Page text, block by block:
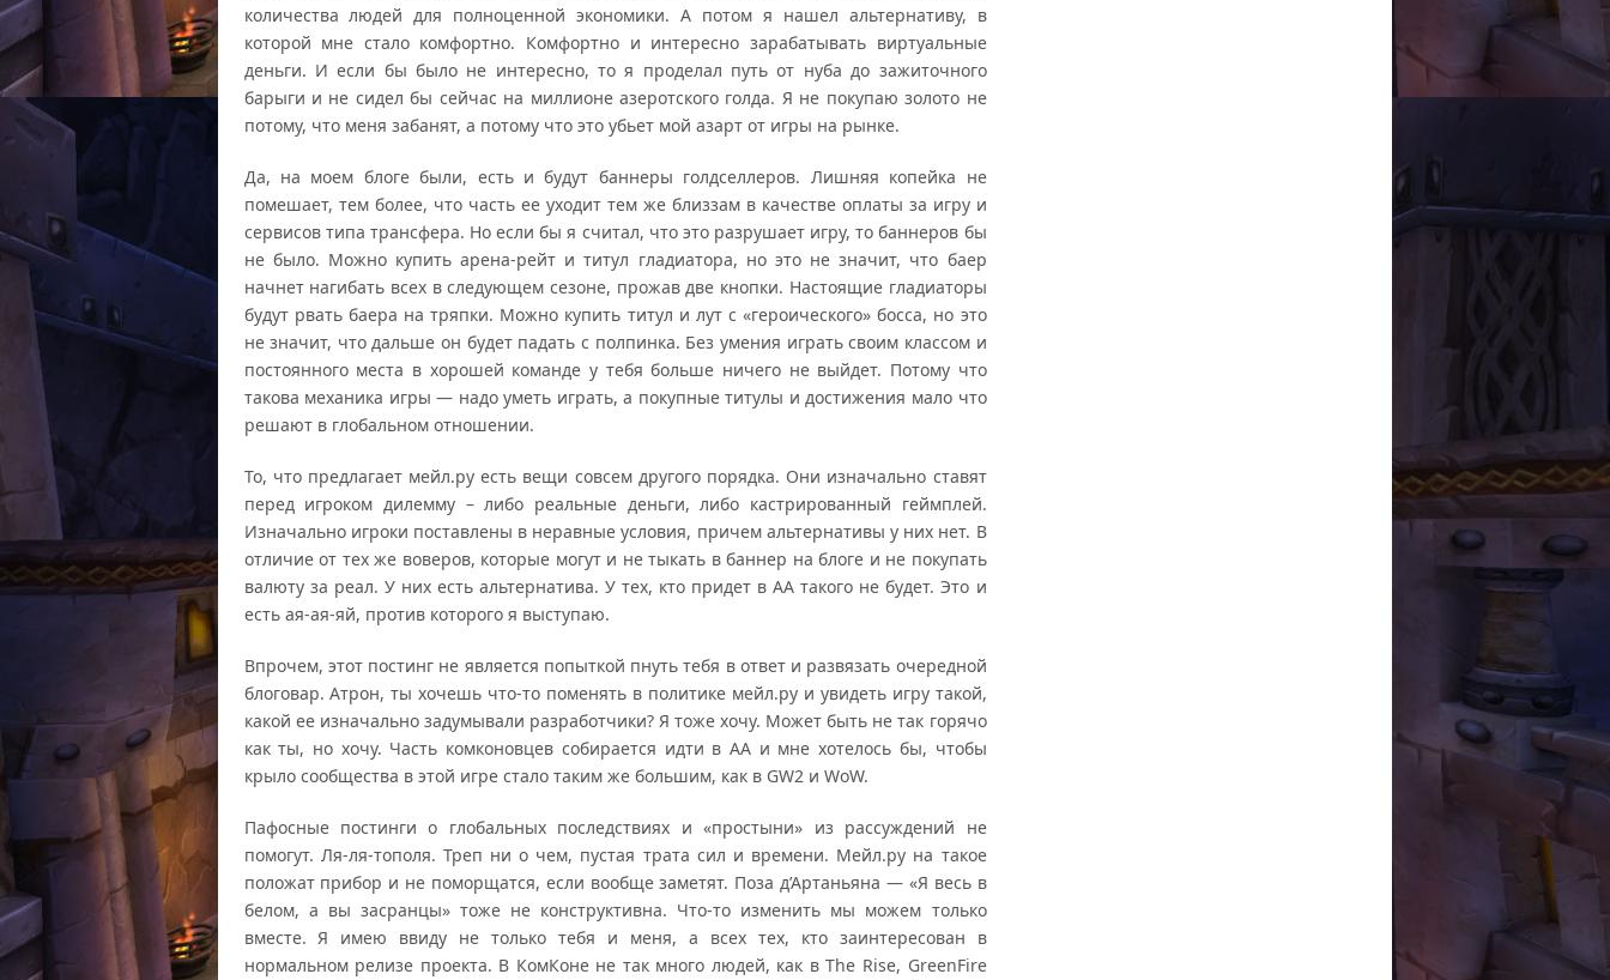
количества людей для полноценной экономики. А потом я нашел альтернативу, в
которой мне стало комфортно. Комфортно и интересно зарабатывать виртуальные
деньги. И если бы было не интересно, то я проделал путь от нуба до зажиточного
барыги и не сидел бы сейчас на миллионе азеротского голда. Я не покупаю золото не
потому, что меня забанят, а потому что это убьет мой азарт от игры на рынке.
Да, на моем блоге были, есть и будут баннеры голдселлеров. Лишняя копейка не
помешает, тем более, что часть ее уходит тем же близзам в качестве оплаты за игру и
сервисов типа трансфера. Но если бы я считал, что это разрушает игру, то баннеров бы
не было. Можно купить арена-рейт и титул гладиатора, но это не значит, что баер
начнет нагибать всех в следующем сезоне, прожав две кнопки. Настоящие гладиаторы
будут рвать баера на тряпки. Можно купить титул и лут с «героического» босса, но это
не значит, что дальше он будет падать с полпинка. Без умения играть своим классом и
постоянного места в хорошей команде у тебя больше ничего не выйдет. Потому что
такова механика игры — надо уметь играть, а покупные титулы и достижения мало что
решают в глобальном отношении.
То, что предлагает мейл.ру есть вещи совсем другого порядка. Они изначально ставят
перед игроком дилемму – либо реальные деньги, либо кастрированный геймплей.
Изначально игроки поставлены в неравные условия, причем альтернативы у них нет. В
отличие от тех же воверов, которые могут и не тыкать в баннер на блоге и не покупать
валюту за реал. У них есть альтернатива. У тех, кто придет в АА такого не будет. Это и
есть ая-ая-яй, против которого я выступаю.
Впрочем, этот постинг не является попыткой пнуть тебя в ответ и развязать очередной
блоговар. Атрон, ты хочешь что-то поменять в политике мейл.ру и увидеть игру такой,
какой ее изначально задумывали разработчики? Я тоже хочу. Может быть не так горячо
как ты, но хочу. Часть комконовцев собирается идти в АА и мне хотелось бы, чтобы
крыло сообщества в этой игре стало таким же большим, как в GW2 и WoW.
Пафосные постинги о глобальных последствиях и «простыни» из рассуждений не
помогут. Ля-ля-тополя. Треп ни о чем, пустая трата сил и времени. Мейл.ру на такое
положат прибор и не поморщатся, если вообще заметят. Поза д’Артаньяна — «Я весь в
белом, а вы засранцы» тоже не конструктивна. Что-то изменить мы можем только
вместе. Я имею ввиду не только тебя и меня, а всех тех, кто заинтересован в
нормальном релизе проекта. В КомКоне не так много людей, как в The Rise, GreenFire